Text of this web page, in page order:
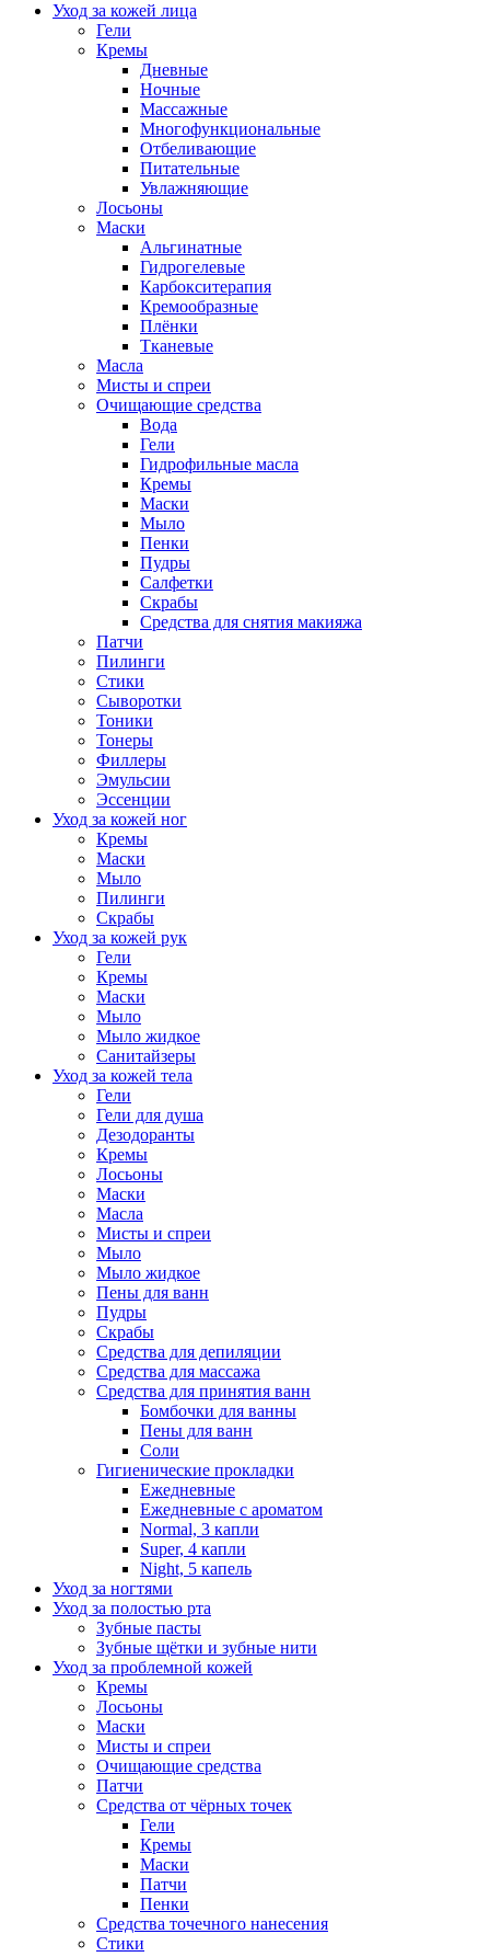
Уход за кожей лица
Гели
Кремы
Дневные
Ночные
Массажные
Многофункциональные
Отбеливающие
Питательные
Увлажняющие
Лосьоны
Маски
Альгинатные
Гидрогелевые
Карбокситерапия
Кремообразные
Плёнки
Тканевые
Масла
Мисты и спреи
Очищающие средства
Вода
Гели
Гидрофильные масла
Кремы
Маски
Мыло
Пенки
Пудры
Салфетки
Скрабы
Средства для снятия макияжа
Патчи
Пилинги
Стики
Сыворотки
Тоники
Тонеры
Филлеры
Эмульсии
Эссенции
Уход за кожей ног
Кремы
Маски
Мыло
Пилинги
Скрабы
Уход за кожей рук
Гели
Кремы
Маски
Мыло
Мыло жидкое
Санитайзеры
Уход за кожей тела
Гели
Гели для душа
Дезодоранты
Кремы
Лосьоны
Маски
Масла
Мисты и спреи
Мыло
Мыло жидкое
Пены для ванн
Пудры
Скрабы
Средства для депиляции
Средства для массажа
Средства для принятия ванн
Бомбочки для ванны
Пены для ванн
Соли
Гигиенические прокладки
Ежедневные
Ежедневные с ароматом
Normal, 3 капли
Super, 4 капли
Night, 5 капель
Уход за ногтями
Уход за полостью рта
Зубные пасты
Зубные щётки и зубные нити
Уход за проблемной кожей
Кремы
Лосьоны
Маски
Мисты и спреи
Очищающие средства
Патчи
Средства от чёрных точек
Гели
Кремы
Маски
Патчи
Пенки
Средства точечного нанесения
Стики